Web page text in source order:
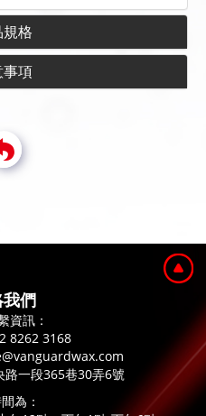
格
項
們
資訊：
8262 3168
路一段365巷30弄6號
為：